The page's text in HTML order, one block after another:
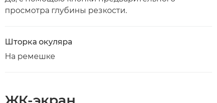
просмотра глубины резкости.
Шторка окуляра
На ремешке